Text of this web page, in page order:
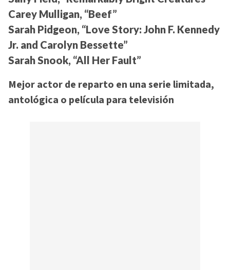
Carey Mulligan, “Beef”
Sarah Pidgeon, “Love Story: John F. Kennedy
Jr. and Carolyn Bessette”
Sarah Snook, “All Her Fault”
Mejor actor de reparto en una serie limitada,
antológica o película para televisión